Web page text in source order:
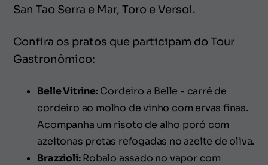
San Tao Serra e Mar, Toro e Versoi.
Confira os pratos que participam do Tour
Gastronômico:
Belle Vitrine:Cordeiro a Belle - carré de
cordeiro ao molho de vinho com ervas finas.
Acompanha um risoto de alho poró com
azeitonas pretas refogadas no azeite de oliva.
Brazzioli:Robalo assado no vapor com